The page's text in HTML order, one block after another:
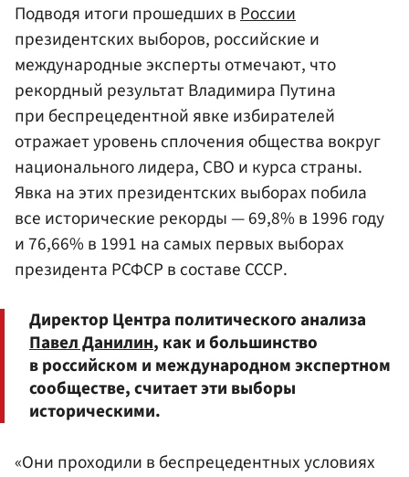
Подводя итоги прошедших вРоссии
президентских выборов, российские и
международные эксперты отмечают, что
рекордный результат Владимира Путина
при беспрецедентной явке избирателей
отражает уровень сплочения общества вокруг
национального лидера, СВО и курса страны.
Явка на этих президентских выборах побила
все исторические рекорды — 69,8% в 1996 году
и 76,66% в 1991 на самых первых выборах
президента РСФСР в составе СССР.
Директор Центра политического анализа
Павел Данилин, как и большинство
в российском и международном экспертном
сообществе, считает эти выборы
историческими.
«Они проходили в беспрецедентных условиях